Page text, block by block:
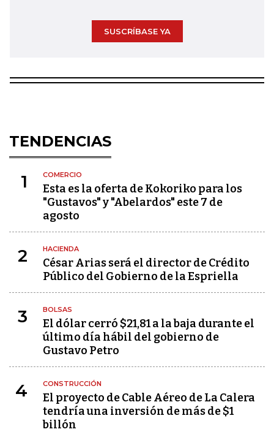
SUSCRÍBASE YA
TENDENCIAS
1 COMERCIO
Esta es la oferta de Kokoriko para los
"Gustavos" y "Abelardos" este 7 de
agosto
2 HACIENDA
César Arias será el director de Crédito
Público del Gobierno de la Espriella
3 BOLSAS
El dólar cerró $21,81 a la baja durante el
último día hábil del gobierno de
Gustavo Petro
4 CONSTRUCCIÓN
El proyecto de Cable Aéreo de La Calera
tendría una inversión de más de $1
billón